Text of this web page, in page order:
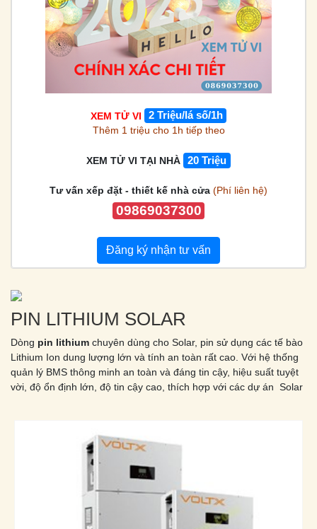
XEM TỬ VI
2 Triệu/lá số/1h
Thêm 1 triệu cho 1h tiếp theo
XEM TỬ VI TẠI NHÀ 20 Triệu
Tư vấn xếp đặt - thiết kế nhà cửa (Phí liên hệ)
09869037300
Đăng ký nhận tư vấn
PIN LITHIUM SOLAR
Dòng pin lithium chuyên dùng cho Solar, pin sử dụng các tế bào
Lithium Ion dung lượng lớn và tính an toàn rất cao. Với hệ thống
quản lý BMS thông minh an toàn và đáng tin cậy, hiệu suất tuyệt
vời, độ ổn định lớn, độ tin cậy cao, thích hợp với các dự án Solar